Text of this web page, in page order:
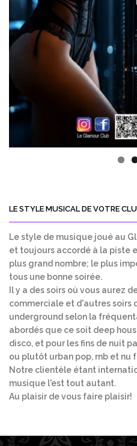
LE STYLE MUSICAL DE VOTRE
Le style de musique joué au
et toujours accordé à la piste
plus grand nombre; le plus
tous une bonne soirée.
Il y a des soirs où vous aurez
commerciale et d'autres soirs
underground selon la
abordés que ce soit deep
disco, et pour les fins de nuit
ou plutôt urban pop, rnb et nu
Notre clientèle étant
musique l'est tout autant.
Au plaisir de vous faire plaisir!